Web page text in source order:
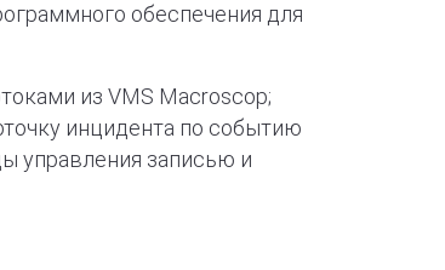
обеспечения для
из VMS Macroscop;
инцидента по событию
управления записью и